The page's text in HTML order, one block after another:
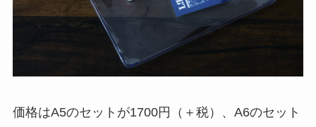
価格はA5のセットが1700円（＋税）、A6のセット